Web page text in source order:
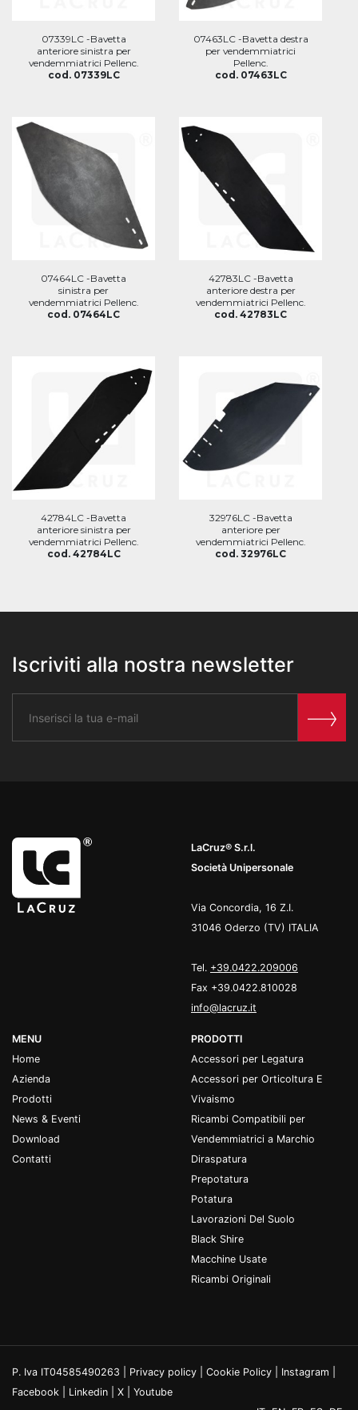
07339LC -Bavetta
anteriore sinistra per
vendemmiatrici Pellenc.
cod. 07339LC
07463LC -Bavetta destra
per vendemmiatrici
Pellenc.
cod. 07463LC
07464LC -Bavetta
sinistra per
vendemmiatrici Pellenc.
cod. 07464LC
42783LC -Bavetta
anteriore destra per
vendemmiatrici Pellenc.
cod. 42783LC
42784LC -Bavetta
anteriore sinistra per
vendemmiatrici Pellenc.
cod. 42784LC
32976LC -Bavetta
anteriore per
vendemmiatrici Pellenc.
cod. 32976LC
Iscriviti alla nostra newsletter
LaCruz® S.r.l.
Società Unipersonale
Via Concordia, 16 Z.I.
31046 Oderzo (TV) ITALIA
Tel. +39.0422.209006
Fax +39.0422.810028
info@lacruz.it
MENU
Home
Azienda
Prodotti
News & Eventi
Download
Contatti
PRODOTTI
Accessori per Legatura
Accessori per Orticoltura E
Vivaismo
Ricambi Compatibili per
Vendemmiatrici a Marchio
Diraspatura
Prepotatura
Potatura
Lavorazioni Del Suolo
Black Shire
Macchine Usate
Ricambi Originali
P. Iva IT04585490263 | Privacy policy Cookie Policy Instagram
Facebook
Linkedin X
Youtube